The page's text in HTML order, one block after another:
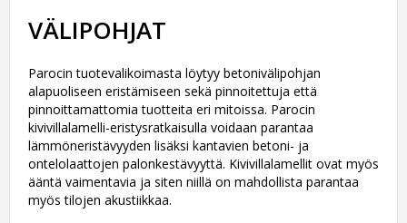
VÄLIPOHJAT
Parocin tuotevalikoimasta löytyy betonivälipohjan
alapuoliseen eristämiseen sekä pinnoitettuja että
pinnoittamattomia tuotteita eri mitoissa. Parocin
kivivillalamelli-eristysratkaisulla voidaan parantaa
lämmöneristävyyden lisäksi kantavien betoni- ja
ontelolaattojen palonkestävyyttä. Kivivillalamellit ovat myös
ääntä vaimentavia ja siten niillä on mahdollista parantaa
myös tilojen akustiikkaa.